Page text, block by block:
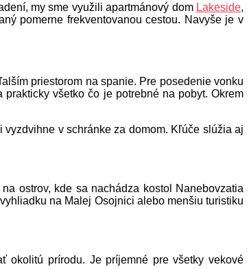
my sme využili apartmánový dom Lakeside,
pomerne frekventovanou cestou. Navyše je v
priestorom na spanie. Pre posedenie vonku
všetko čo je potrebné na pobyt. Okrem
v schránke za domom. Kľúče slúžia aj
ostrov, kde sa nachádza kostol Nanebovzatia
na Malej Osojnici alebo menšiu turistiku
okolitú prírodu. Je príjemné pre všetky vekové